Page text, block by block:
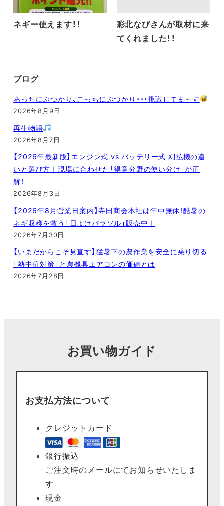
ネギー使えます！！
彩北なびさんが取材に来
てくれました！！
ブログ
あっちにぶつかり、こっちにぶつかり・・・挑戦してま～す
2026年8月9日
再生物語
2026年8月7日
【2026年最新版】エンジン式 vs バッテリー式 刈払機の違
いと選び方｜現場に合わせた「得意分野の使い分け」が正
解！
2026年8月3日
【2026年8月営業日案内】寺田商会本社は年中無休！酷暑の
ネギ収穫を救う「日よけパラソル」販売中｜
2026年7月30日
【いまだからこそ見直す】猛暑下の農作業を安全に乗り切る
「熱中症対策」と農機具エアコンの価値とは
2026年7月28日
お買い物ガイド
お支払方法について
クレジットカード
銀行振込
ご注文時のメールにてお知らせいたしま
す
現金